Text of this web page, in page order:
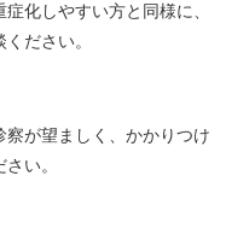
化しやすい方と同様に、
ださい。
が望ましく、かかりつけ
い。